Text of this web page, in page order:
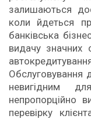
залишаються
коли йдеться
банківська
видачу значних
Обслуговування
невигідним
непропорційно
перевірку